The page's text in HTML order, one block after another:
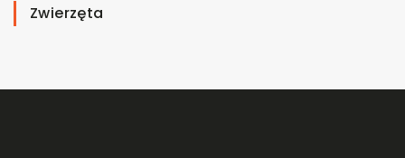
Zwierzęta